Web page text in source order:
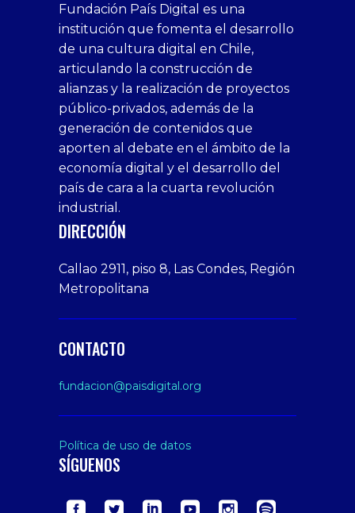
1xbet
canlı
casino
siteleri
bedava
bonus
veren
siteler
1xbet
deneme
bonusu
veren
siteleri
deneme
bonusu
Sikis
siteleri
bonusu
veren
siteler
casino
siteleri
1win
xslot
sahabet
giriş
1xbet
giriş
tarafbet
giriş
bonusu
veren
siteler
deneme
bonusu
Deneme
bonusu
veren
siteler
escort
casino
siteleri
bonusu
bahis
siteleri
Hot
Couple
xxx
homemade
porn
on
webcam
Cumshots
Tits
Free
Amateur
Porn
Xxx
Indian
Big
Butt
sex
Step
yenigiris.com
Giriş
bonusu
veren
siteler
deneme
bonusu
veren
siteler
Fundación País Digital es una
institución que fomenta el desarrollo
de una cultura digital en Chile,
articulando la construcción de
alianzas y la realización de proyectos
público-privados, además de la
generación de contenidos que
aporten al debate en el ámbito de la
economía digital y el desarrollo del
país de cara a la cuarta revolución
industrial.
DIRECCIÓN
Callao 2911, piso 8, Las Condes, Región
Metropolitana
CONTACTO
fundacion@paisdigital.org
Política de uso de datos
SÍGUENOS